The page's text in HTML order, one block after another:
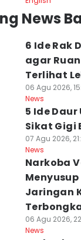
News
6 Ide Rak
agar
Terlihat
06 Agu 2026,
News
5 Ide Daur
Sikat Gigi
07 Agu 2026,
News
Narkoba
Menyusup
Jaringan
06 Agu 2026,
News